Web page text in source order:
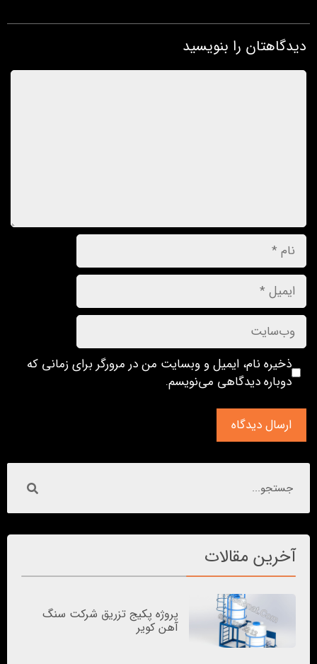
آخرین مقالات
پروژه پکیج تزریق شرکت سنگ
آهن کویر
دیدگاهتان را بنویسید
ذخیره نام، ایمیل و وبسایت من در مرورگر برای زمانی که
دوباره دیدگاهی می‌نویسم.